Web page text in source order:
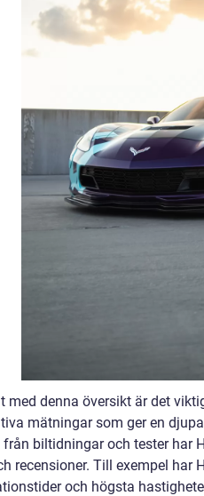
med denna översikt är det
mätningar som ger en
biltidningar och tester har
recensioner. Till exempel har
och högsta